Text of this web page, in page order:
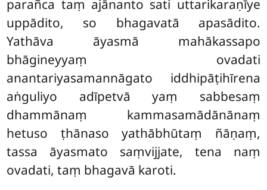
parañca taṃ ajānanto sati uttarikaraṇīye
uppādito, so bhagavatā apasādito.
Yathāva āyasmā mahākassapo
bhāgineyyaṃ ovadati
anantariyasamannāgato iddhipāṭihīrena
aṅguliyo adīpetvāyaṃ sabbesaṃ
dhammānaṃ kammasamādānānaṃ
hetuso ṭhānaso yathābhūtaṃ ñāṇaṃ,
tassa āyasmato saṃvijjate, tena naṃ
ovadati, taṃ bhagavā karoti.